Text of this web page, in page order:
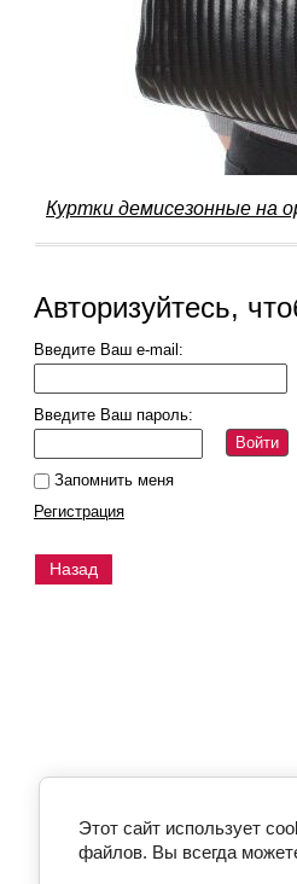
Куртки демисезонные на
Авторизуйтесь,
Введите Ваш e-mail:
Введите Ваш пароль:
Войти
Запомнить меня
Регистрация
Назад
Этот сайт использует
файлов. Вы всегда